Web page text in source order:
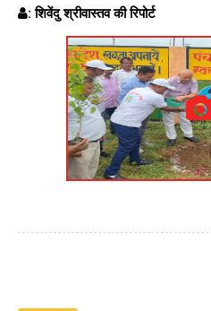
: शिवेंदु श्रीवास्तव की रिपोर्ट